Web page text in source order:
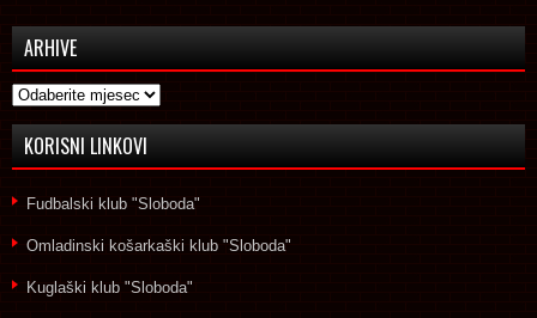
ARHIVE
Arhive
KORISNI LINKOVI
Fudbalski klub "Sloboda"
Omladinski košarkaški klub "Sloboda"
Kuglaški klub "Sloboda"